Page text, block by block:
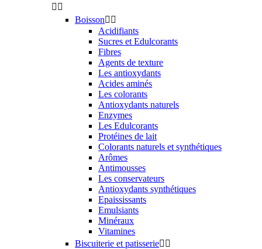
 
Boisson 
Acidifiants
Sucres et Edulcorants
Fibres
Agents de texture
Les antioxydants
Acides aminés
Les colorants
Antioxydants naturels
Enzymes
Les Edulcorants
Protéines de lait
Colorants naturels et synthétiques
Arômes
Antimousses
Les conservateurs
Antioxydants synthétiques
Epaississants
Emulsiants
Minéraux
Vitamines
Biscuiterie et patisserie 